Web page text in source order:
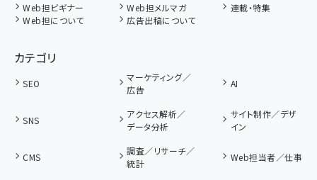
Web担ビギナー Web担メルマガ
連載・特集
Web担について
広告出稿について
カテゴリ
SEO
マーケティング／
広告
AI
SNS
アクセス解析／
データ分析
サイト制作／デザ
イン
CMS
調査／リサーチ／
統計
Web担当者／仕事